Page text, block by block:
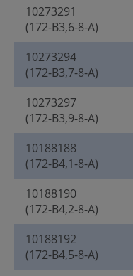
10273291
(172-B3,6-8-A)
10273294
(172-B3,7-8-A)
10273297
(172-B3,9-8-A)
10188188
(172-B4,1-8-A)
10188190
(172-B4,2-8-A)
10188192
(172-B4,5-8-A)